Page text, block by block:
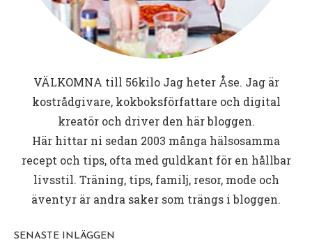
VÄLKOMNA till 56kiloJag heter Åse. Jag är
kostrådgivare, kokboksförfattare och digital
kreatör och driver den här bloggen.
Här hittar ni sedan 2003 många hälsosamma
recept och tips, ofta med guldkant för en hållbar
livsstil. Träning, tips, familj, resor, mode och
äventyr är andra saker som trängs i bloggen.
SENASTE INLÄGGEN